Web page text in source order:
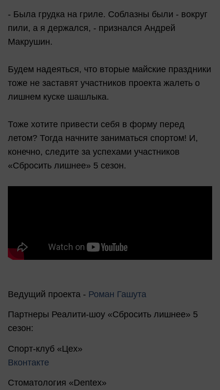
- Была грудка на гриле. Соблазны были - вокруг
пили, а я держался, - признался Андрей
Макрушин.
Будем надеяться, что вторые майские праздники
тоже не заставят участников проекта жалеть о
лишнем куске шашлыка.
Тоже хотите привести себя в форму перед
летом? Тогда начните заниматься спортом! И,
конечно, следите за успехами участников
«Сбросить лишнее» 5 сезон.
Ведущий проекта - Роман Гашута
Партнеры Реалити-шоу «Сбросить лишнее» 5
сезон:
Спорт-клуб «Цех»
Вконтакте
Стоматология «Dentex»